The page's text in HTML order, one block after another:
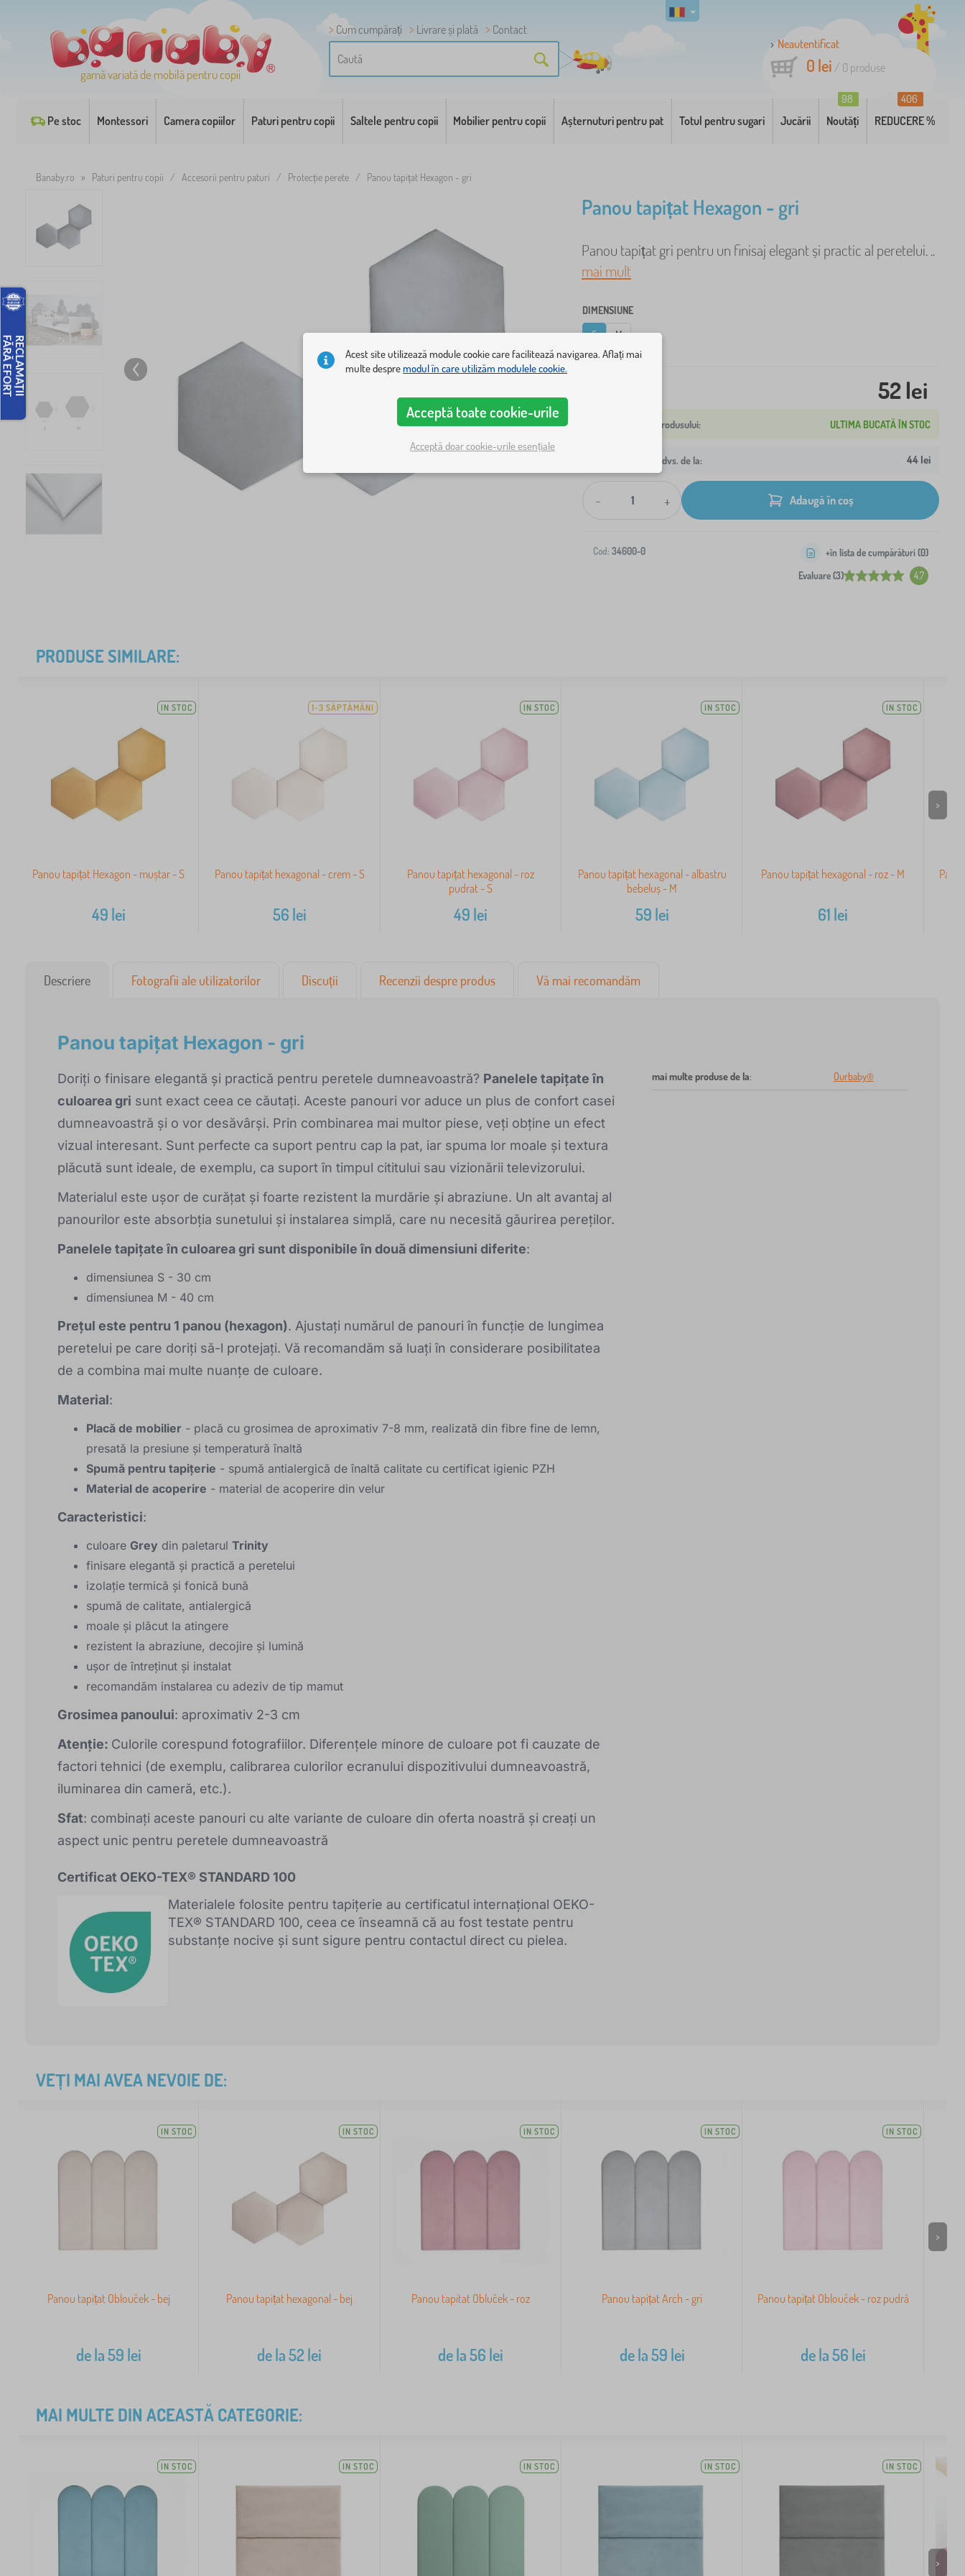
gamă variată de mobilă pentru copii
Cum cumpărați Livrare și plată
Contact
Neautentificat
0 lei / 0 produse
Pe stoc Montessori Camera copiilor Paturi pentru copii Saltele pentru copii Mobilier pentru copii Așternuturi pentru pat Totul pentru sugari Jucării Noutăți
98
REDUCERE %
406
Banaby.ro » Paturi pentru copii / Accesorii pentru paturi / Protecție perete / Panou tapițat Hexagon - gri
Panou tapițat Hexagon - gri
Panou tapițat gri pentru un finisaj elegant și practic al peretelui. ..
mai mult
DIMENSIUNE
S
M
52 lei
ULTIMA BUCATĂ ÎN STOC
Livrare la adresa dvs. de la: 44 lei
- + Adaugă în coș
Cod: 34600-0
Evaluare (3) 4.7
+în lista de cumpărături (0)
PRODUSE SIMILARE:
IN STOC
Panou tapițat Hexagon - muștar - S
49 lei
1-3 SĂPTĂMÂNI
Panou tapițat hexagonal - crem - S
56 lei
IN STOC
Panou tapițat hexagonal - roz
pudrat - S
49 lei
IN STOC
Panou tapițat hexagonal - albastru
bebeluș - M
59 lei
IN STOC
Panou tapițat hexagonal - roz - M
61 lei
>
Descriere Fotografii ale utilizatorilor Discuții Recenzii despre produs Vă mai recomandăm
Panou tapițat Hexagon - gri
Doriți o finisare elegantă și practică pentru peretele dumneavoastră? Panelele tapițate în
culoarea gri sunt exact ceea ce căutați. Aceste panouri vor aduce un plus de confort casei
dumneavoastră și o vor desăvârși. Prin combinarea mai multor piese, veți obține un efect
vizual interesant. Sunt perfecte ca suport pentru cap la pat, iar spuma lor moale și textura
plăcută sunt ideale, de exemplu, ca suport în timpul cititului sau vizionării televizorului.
Materialul este ușor de curățat și foarte rezistent la murdărie și abraziune. Un alt avantaj al
panourilor este absorbția sunetului și instalarea simplă, care nu necesită găurirea pereților.
Panelele tapițate în culoarea gri sunt disponibile în două dimensiuni diferite:
dimensiunea S - 30 cm
dimensiunea M - 40 cm
Prețul este pentru 1 panou (hexagon). Ajustați numărul de panouri în funcție de lungimea
peretelui pe care doriți să-l protejați. Vă recomandăm să luați în considerare posibilitatea
de a combina mai multe nuanțe de culoare.
Material:
Placă de mobilier - placă cu grosimea de aproximativ 7-8 mm, realizată din fibre fine de lemn,
presată la presiune și temperatură înaltă
Spumă pentru tapițerie - spumă antialergică de înaltă calitate cu certificat igienic PZH
Material de acoperire - material de acoperire din velur
Caracteristici:
culoare Grey din paletarul Trinity
finisare elegantă și practică a peretelui
izolație termică și fonică bună
spumă de calitate, antialergică
moale și plăcut la atingere
rezistent la abraziune, decojire și lumină
ușor de întreținut și instalat
recomandăm instalarea cu adeziv de tip mamut
Grosimea panoului: aproximativ 2-3 cm
Atenție: Culorile corespund fotografiilor. Diferențele minore de culoare pot fi cauzate de
factori tehnici (de exemplu, calibrarea culorilor ecranului dispozitivului dumneavoastră,
iluminarea din cameră, etc.).
Sfat: combinați aceste panouri cu alte variante de culoare din oferta noastră și creați un
aspect unic pentru peretele dumneavoastră
Certificat OEKO-TEX® STANDARD 100
Materialele folosite pentru tapițerie au certificatul internațional OEKO-
TEX® STANDARD 100, ceea ce înseamnă că au fost testate pentru
substanțe nocive și sunt sigure pentru contactul direct cu pielea.
mai multe produse de la: Ourbaby®
VEȚI MAI AVEA NEVOIE DE:
IN STOC
Panou tapițat Oblouček - bej
de la59 lei
IN STOC
Panou tapițat hexagonal - bej
de la52 lei
IN STOC
Panou tapitat Obluček - roz
de la56 lei
IN STOC
Panou tapițat Arch - gri
de la59 lei
IN STOC
Panou tapițat Oblouček - roz pudră
de la56 lei
>
MAI MULTE DIN ACEASTĂ CATEGORIE:
IN STOC IN STOC IN STOC IN STOC IN STOC
>
Acest site utilizează module cookie care facilitează navigarea. Aflați mai
multe despremodul în care utilizăm modulele cookie.
Acceptă toate cookie-urile
Acceptă doar cookie-urile esențiale